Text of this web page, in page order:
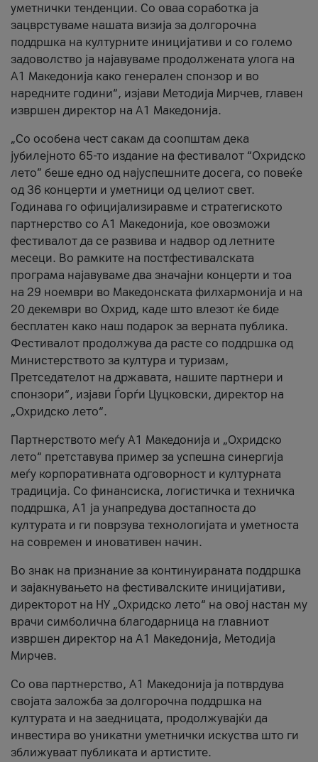
уметнички тенденции. Со оваа соработка ја
зацврстуваме нашата визија за долгорочна
поддршка на културните иницијативи и со големо
задоволство ја најавуваме продолжената улога на
A1 Македонија како генерален спонзор и во
наредните години“, изјави Методија Мирчев, главен
извршен директор на A1 Македонија.
„Со особена чест сакам да соопштам дека
јубилејното 65-то издание на фестивалот “Охридско
лето” беше едно од најуспешните досега, со повеќе
од 36 концерти и уметници од целиот свет.
Годинава го официјализиравме и стратегиското
партнерство со А1 Македонија, кое овозможи
фестивалот да се развива и надвор од летните
месеци. Во рамките на постфестивалската
програма најавуваме два значајни концерти и тоа
на 29 ноември во Македонската филхармонија и на
20 декември во Охрид, каде што влезот ќе биде
бесплатен како наш подарок за верната публика.
Фестивалот продолжува да расте со поддршка од
Министерството за култура и туризам,
Претседателот на државата, нашите партнери и
спонзори“, изјави Ѓорѓи Цуцковски, директор на
„Охридско лето“.
Партнерството меѓу A1 Македонија и „Охридско
лето“ претставува пример за успешна синергија
меѓу корпоративната одговорност и културната
традиција. Со финансиска, логистичка и техничка
поддршка, A1 ја унапредува достапноста до
културата и ги поврзува технологијата и уметноста
на современ и иновативен начин.
Во знак на признание за континуираната поддршка
и зајакнувањето на фестивалските иницијативи,
директорот на НУ „Охридско лето“ на овој настан му
врачи симболична благодарница на главниот
извршен директор на A1 Македонија, Методија
Мирчев.
Со ова партнерство, A1 Македонија ја потврдува
својата заложба за долгорочна поддршка на
културата и на заедницата, продолжувајќи да
инвестира во уникатни уметнички искуства што ги
зближуваат публиката и артистите.